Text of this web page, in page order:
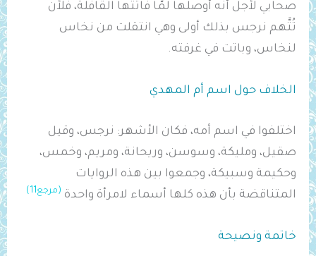
صحابي لأجل أنه أوصلها لمَّا فاتتها القافلة، فلأن
تُتَّهم نرجس بذلك أولى وهي انتقلت من نخاس
لنخاس، وباتت في غرفته.
الخلاف حول اسم أم المهدي
اختلفوا في اسم أمه، فكان الأشهر: نرجس، وقيل
صقيل، ومليكة، وسوسن، وريحانة، ومريم، وخمس،
وحكيمة وسبيكة، وجمعوا بين هذه الروايات
المتناقضة بأن هذه كلها أسماء لامرأة واحدة (مرجع11)
خاتمة ونصيحة